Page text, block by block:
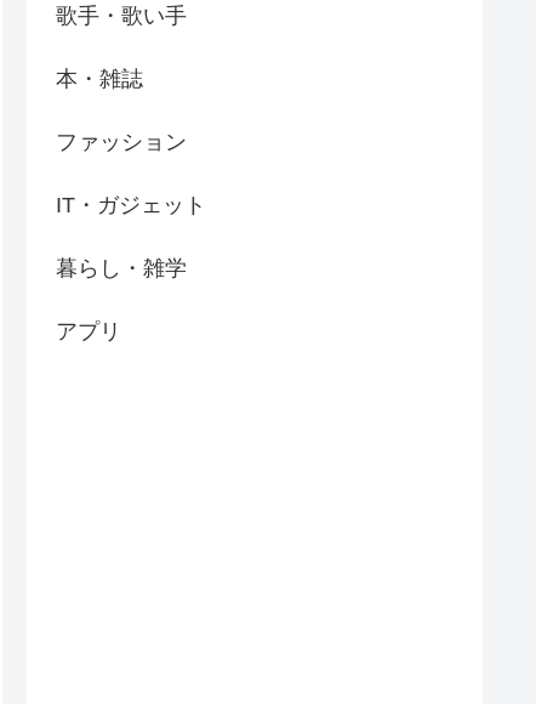
歌手・歌い手
本・雑誌
ファッション
IT・ガジェット
暮らし・雑学
アプリ